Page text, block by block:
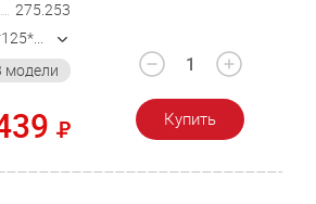
275.253
модели
Купить